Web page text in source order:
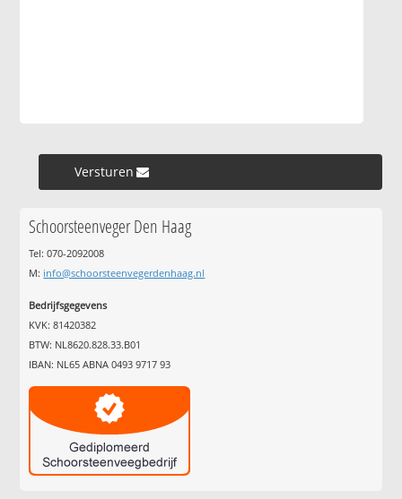
Versturen »
Schoorsteenveger Den Haag
Tel: 070-2092008
M: info@schoorsteenvegerdenhaag.nl
Bedrijfsgegevens
KVK: 81420382
BTW: NL8620.828.33.B01
IBAN: NL65 ABNA 0493 9717 93